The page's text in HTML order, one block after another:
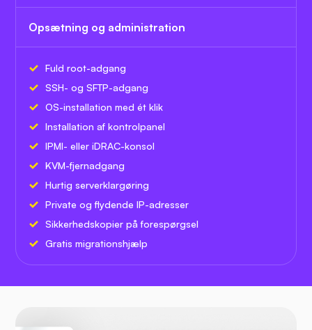
Opsætning og administration
Fuld root-adgang
SSH- og SFTP-adgang
OS-installation med ét klik
Installation af kontrolpanel
IPMI- eller iDRAC-konsol
KVM-fjernadgang
Hurtig serverklargøring
Private og flydende IP-adresser
Sikkerhedskopier på forespørgsel
Gratis migrationshjælp